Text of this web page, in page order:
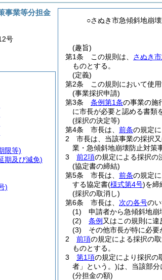
○さぬき市急傾斜地崩
(趣旨)
第1条
この規則は、 さぬき
ものとする。
(定義)
第2条
この規則において使用
(事業採択申請)
第3条
条例第1条の事業の施
に市長が必要と認める書類
(採択の決定等)
第4条
市長は、 前条の規定
2
市長は、当該事業の採択
業・急傾斜地崩壊防止対策
3
前2項の規定による採択の
(協定書の締結)
第5条
市長は、 前条の規定
する協定書(様式第4号)を締
(採択の取消し)
第6条
市長は、 次の各号の
(1)
申請者から急傾斜地
(2)
条例 又はこの規則に違
(3)
その他市長が特に必要
2
前項の規定による採択の
ものとする。
3
第1項の規定により採択の
者」という。)は、当該部分
(分担金の額)
事業等分担金
号
限等)
期及び減免)
)